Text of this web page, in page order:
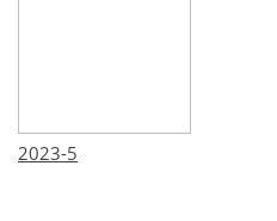
2023-5